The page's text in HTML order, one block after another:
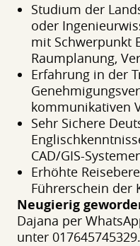
Studium der
oder
mit Schwerpunkt
Raumplanung,
Erfahrung in der
kommunikativen
Sehr Sichere
CAD/GIS-
Erhöhte
Führerschein der
Neugierig
Dajana per
unter 017645745329.